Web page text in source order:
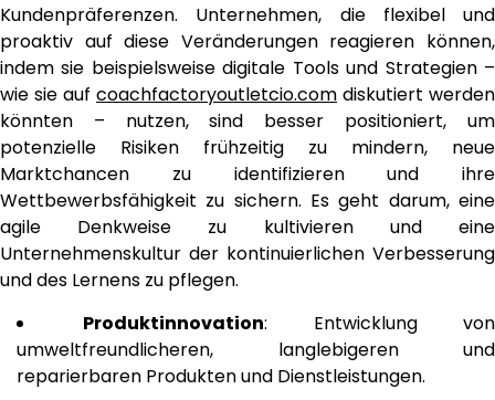
Kundenpräferenzen. Unternehmen, die flexibel und
proaktiv auf diese Veränderungen reagieren können,
indem sie beispielsweise digitale Tools und Strategien –
wie sie auf coachfactoryoutletcio.com diskutiert werden
könnten – nutzen, sind besser positioniert, um
potenzielle Risiken frühzeitig zu mindern, neue
Marktchancen zu identifizieren und ihre
Wettbewerbsfähigkeit zu sichern. Es geht darum, eine
agile Denkweise zu kultivieren und eine
Unternehmenskultur der kontinuierlichen Verbesserung
und des Lernens zu pflegen.
Produktinnovation: Entwicklung von
umweltfreundlicheren, langlebigeren und
reparierbaren Produkten und Dienstleistungen.